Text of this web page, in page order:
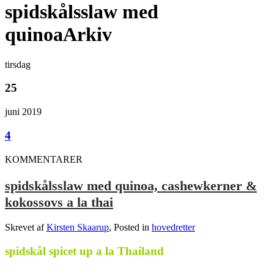
spidskålsslaw med
quinoaArkiv
tirsdag
25
juni 2019
4
KOMMENTARER
spidskålsslaw med quinoa, cashewkerner &
kokossovs a la thai
Skrevet afKirsten Skaarup, Posted in hovedretter
spidskål spicet up a la Thailand